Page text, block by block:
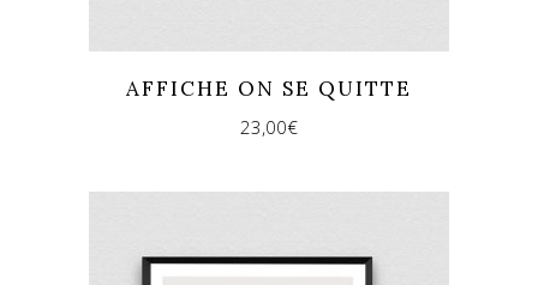
AFFICHE ON SE QUITTE
23,00€